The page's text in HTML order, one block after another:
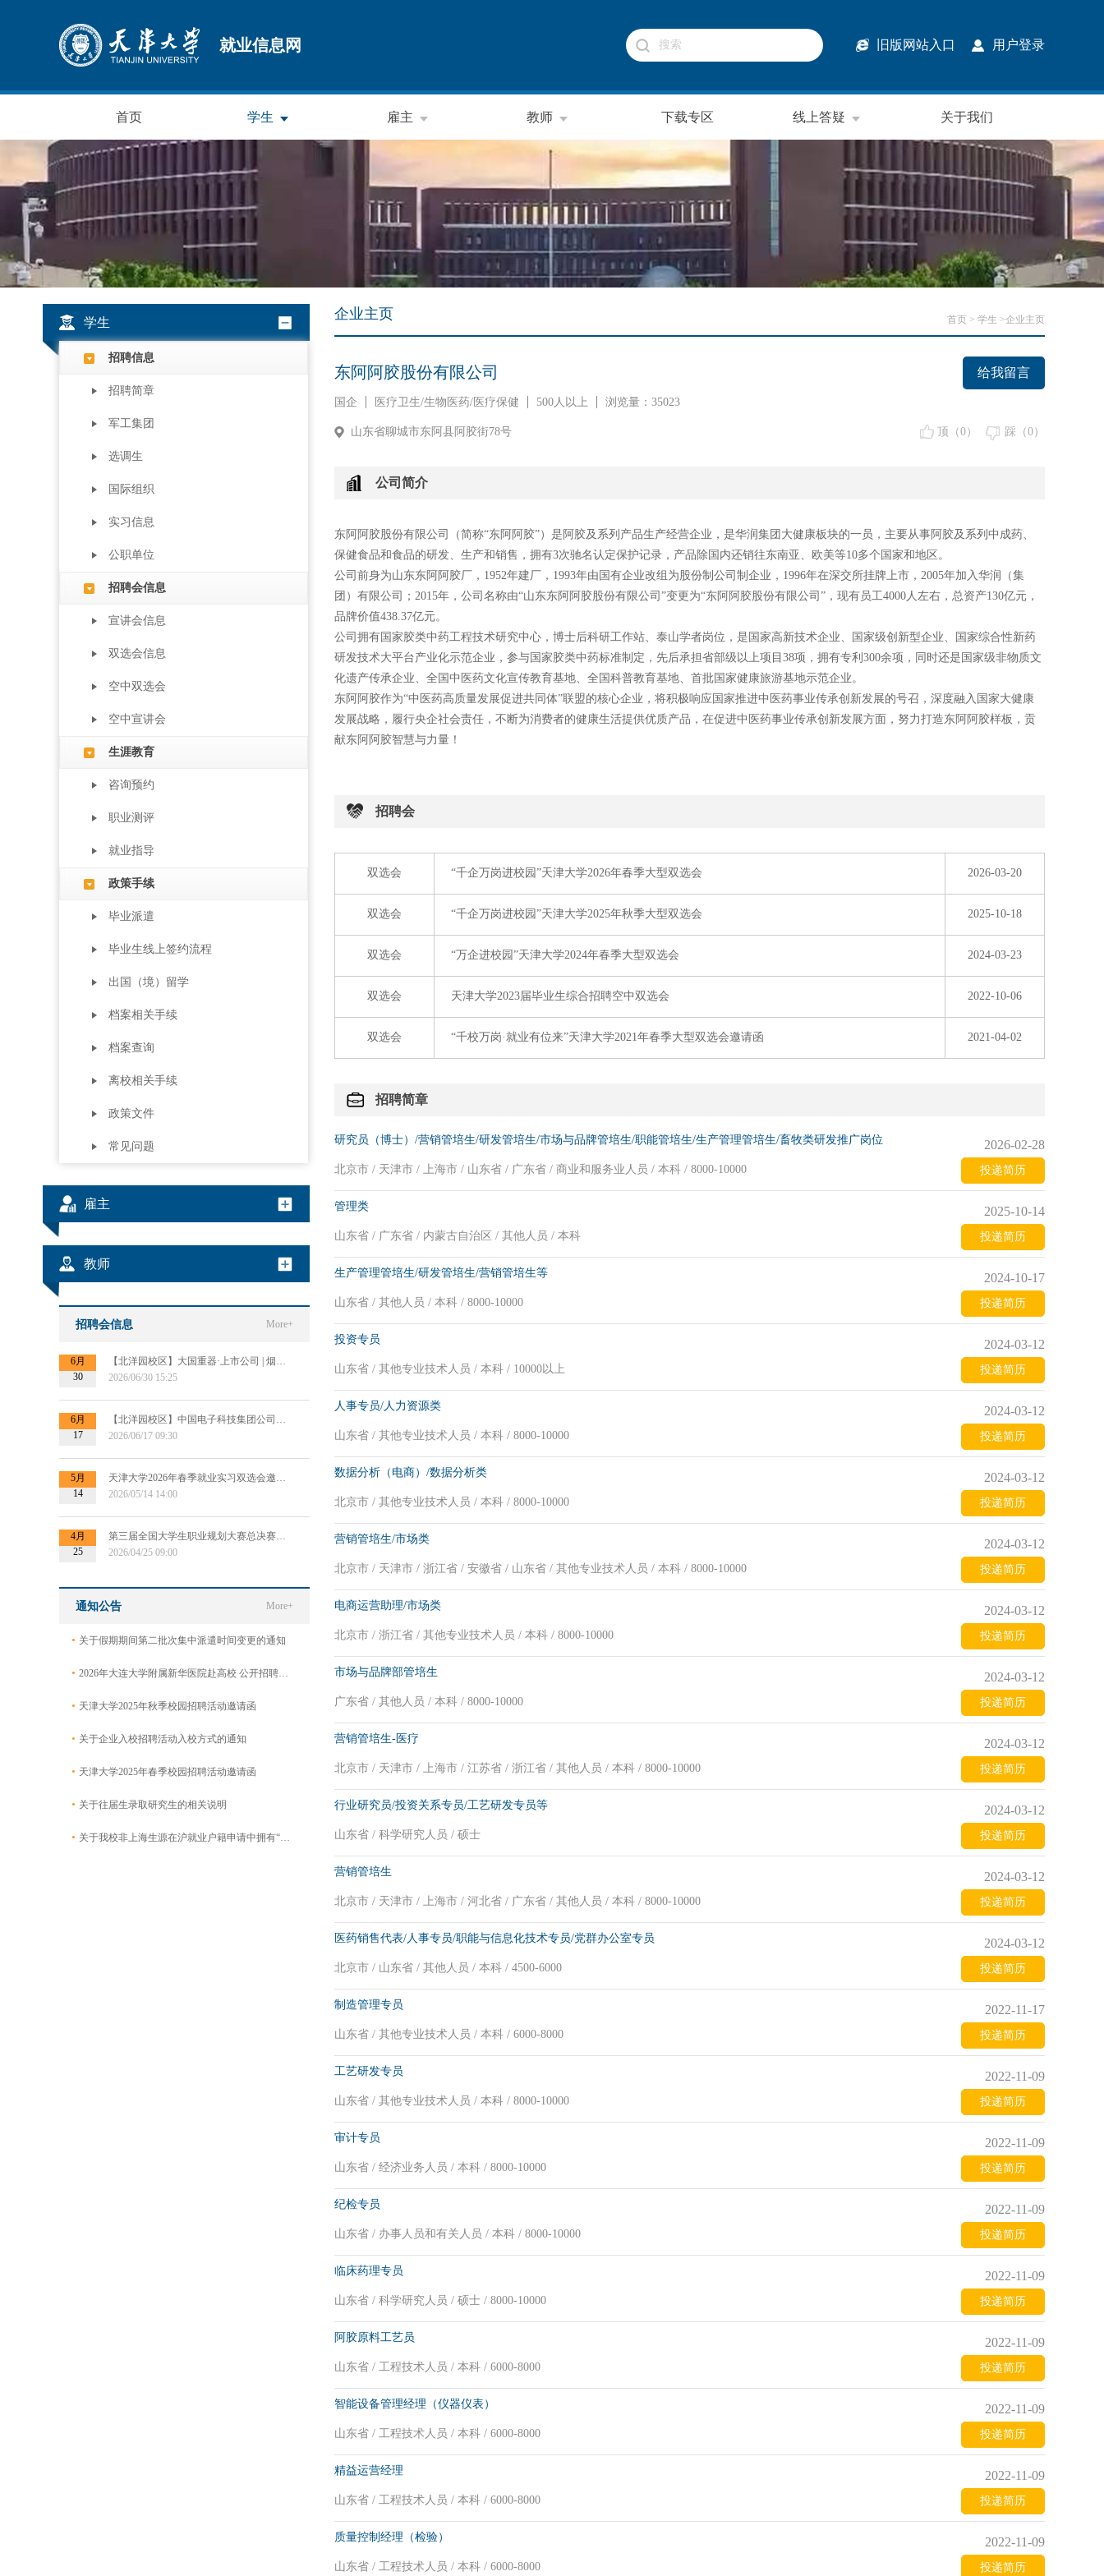
就业信息网 用户登录
旧版网站入口
首页 学生 雇主 教师 下载专区 线上答疑 关于我们
学生
招聘信息
招聘简章
军工集团
选调生
国际组织
实习信息
公职单位
招聘会信息
宣讲会信息
双选会信息
空中双选会
空中宣讲会
生涯教育
咨询预约
职业测评
就业指导
政策手续
毕业派遣
毕业生线上签约流程
出国（境）留学
档案相关手续
档案查询
离校相关手续
政策文件
常见问题
雇主
教师
招聘会信息 More+
6月
30
【北洋园校区】大国重器·上市公司 | 烟台杰瑞集团2027届秋招提前批宣讲会
2026/06/30 15:25
6月
17
【北洋园校区】中国电子科技集团公司第十四研究所信息处理研究部提前批招聘宣讲
2026/06/17 09:30
5月
14
天津大学2026年春季就业实习双选会邀请函
2026/05/14 14:00
4月
25
第三届全国大学生职业规划大赛总决赛专场招聘会暨“千校万企供需对接会”
2026/04/25 09:00
通知公告 More+
• 关于假期期间第二批次集中派遣时间变更的通知
• 2026年大连大学附属新华医院赴高校 公开招聘工作人员公告
• 天津大学2025年秋季校园招聘活动邀请函
• 关于企业入校招聘活动入校方式的通知
• 天津大学2025年春季校园招聘活动邀请函
• 关于往届生录取研究生的相关说明
• 关于我校非上海生源在沪就业户籍申请中拥有“专利证书及申请”的毕业生名单公示
企业主页 首页 > 学生 >企业主页
东阿阿胶股份有限公司 给我留言
国企 医疗卫生/生物医药/医疗保健 500人以上 浏览量：35023
山东省聊城市东阿县阿胶街78号 顶（0） 踩（0）
公司简介
东阿阿胶股份有限公司（简称“东阿阿胶”）是阿胶及系列产品生产经营企业，是华润集团大健康板块的一员，主要从事阿胶及系列中成药、
保健食品和食品的研发、生产和销售，拥有3次驰名认定保护记录，产品除国内还销往东南亚、欧美等10多个国家和地区。
公司前身为山东东阿阿胶厂，1952年建厂，1993年由国有企业改组为股份制公司制企业，1996年在深交所挂牌上市，2005年加入华润（集
团）有限公司；2015年，公司名称由“山东东阿阿胶股份有限公司”变更为“东阿阿胶股份有限公司”，现有员工4000人左右，总资产130亿元，
品牌价值438.37亿元。
公司拥有国家胶类中药工程技术研究中心，博士后科研工作站、泰山学者岗位，是国家高新技术企业、国家级创新型企业、国家综合性新药
研发技术大平台产业化示范企业，参与国家胶类中药标准制定，先后承担省部级以上项目38项，拥有专利300余项，同时还是国家级非物质文
化遗产传承企业、全国中医药文化宣传教育基地、全国科普教育基地、首批国家健康旅游基地示范企业。
东阿阿胶作为“中医药高质量发展促进共同体”联盟的核心企业，将积极响应国家推进中医药事业传承创新发展的号召，深度融入国家大健康
发展战略，履行央企社会责任，不断为消费者的健康生活提供优质产品，在促进中医药事业传承创新发展方面，努力打造东阿阿胶样板，贡
献东阿阿胶智慧与力量！
招聘会
双选会 “千企万岗进校园”天津大学2026年春季大型双选会 2026-03-20
双选会 “千企万岗进校园”天津大学2025年秋季大型双选会 2025-10-18
双选会 “万企进校园”天津大学2024年春季大型双选会 2024-03-23
双选会 天津大学2023届毕业生综合招聘空中双选会 2022-10-06
双选会 “千校万岗·就业有位来”天津大学2021年春季大型双选会邀请函 2021-04-02
招聘简章
研究员（博士）/营销管培生/研发管培生/市场与品牌管培生/职能管培生/生产管理管培生/畜牧类研发推广岗位 2026-02-28
北京市 / 天津市 / 上海市 / 山东省 / 广东省 / 商业和服务业人员 / 本科 / 8000-10000 投递简历
管理类 2025-10-14
山东省 / 广东省 / 内蒙古自治区 / 其他人员 / 本科 投递简历
生产管理管培生/研发管培生/营销管培生等 2024-10-17
山东省 / 其他人员 / 本科 / 8000-10000 投递简历
投资专员 2024-03-12
山东省 / 其他专业技术人员 / 本科 / 10000以上 投递简历
人事专员/人力资源类 2024-03-12
山东省 / 其他专业技术人员 / 本科 / 8000-10000 投递简历
数据分析（电商）/数据分析类 2024-03-12
北京市 / 其他专业技术人员 / 本科 / 8000-10000 投递简历
营销管培生/市场类 2024-03-12
北京市 / 天津市 / 浙江省 / 安徽省 / 山东省 / 其他专业技术人员 / 本科 / 8000-10000 投递简历
电商运营助理/市场类 2024-03-12
北京市 / 浙江省 / 其他专业技术人员 / 本科 / 8000-10000 投递简历
市场与品牌部管培生 2024-03-12
广东省 / 其他人员 / 本科 / 8000-10000 投递简历
营销管培生-医疗 2024-03-12
北京市 / 天津市 / 上海市 / 江苏省 / 浙江省 / 其他人员 / 本科 / 8000-10000 投递简历
行业研究员/投资关系专员/工艺研发专员等 2024-03-12
山东省 / 科学研究人员 / 硕士 投递简历
营销管培生 2024-03-12
北京市 / 天津市 / 上海市 / 河北省 / 广东省 / 其他人员 / 本科 / 8000-10000 投递简历
医药销售代表/人事专员/职能与信息化技术专员/党群办公室专员 2024-03-12
北京市 / 山东省 / 其他人员 / 本科 / 4500-6000 投递简历
制造管理专员 2022-11-17
山东省 / 其他专业技术人员 / 本科 / 6000-8000 投递简历
工艺研发专员 2022-11-09
山东省 / 其他专业技术人员 / 本科 / 8000-10000 投递简历
审计专员 2022-11-09
山东省 / 经济业务人员 / 本科 / 8000-10000 投递简历
纪检专员 2022-11-09
山东省 / 办事人员和有关人员 / 本科 / 8000-10000 投递简历
临床药理专员 2022-11-09
山东省 / 科学研究人员 / 硕士 / 8000-10000 投递简历
阿胶原料工艺员 2022-11-09
山东省 / 工程技术人员 / 本科 / 6000-8000 投递简历
智能设备管理经理（仪器仪表） 2022-11-09
山东省 / 工程技术人员 / 本科 / 6000-8000 投递简历
精益运营经理 2022-11-09
山东省 / 工程技术人员 / 本科 / 6000-8000 投递简历
质量控制经理（检验） 2022-11-09
山东省 / 工程技术人员 / 本科 / 6000-8000 投递简历